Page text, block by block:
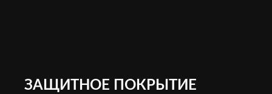
ЗАЩИТНОЕ ПОКРЫТИЕ